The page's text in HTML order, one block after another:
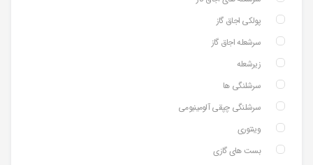
پولکی اجاق گاز
سرشعله اجاق گاز
زیرشعله
سرشلنگی ها
سرشلنگی چپقی آلومینیومی
وینتوری
بست های گازی